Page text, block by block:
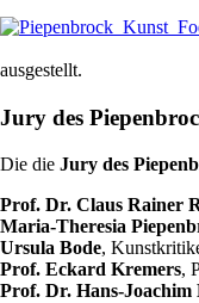
ausgestellt.
Jury des
Die die Jury des
Prof. Dr. Claus Rainer
Maria-Theresia
Ursula Bode,
Prof. Eckard Kremers,
Prof. Dr. Hans-Joachim